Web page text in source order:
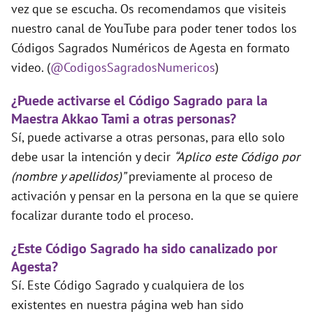
vez que se escucha. Os recomendamos que visiteis
nuestro canal de YouTube para poder tener todos los
Códigos Sagrados Numéricos de Agesta en formato
video. (@CodigosSagradosNumericos)
¿Puede activarse el Código Sagrado para la
Maestra Akkao Tami a otras personas?
Sí, puede activarse a otras personas, para ello solo
debe usar la intención y decir “Aplico este Código por
(nombre y apellidos)”previamente al proceso de
activación y pensar en la persona en la que se quiere
focalizar durante todo el proceso.
¿Este Código Sagrado ha sido canalizado por
Agesta?
Sí. Este Código Sagrado y cualquiera de los
existentes en nuestra página web han sido